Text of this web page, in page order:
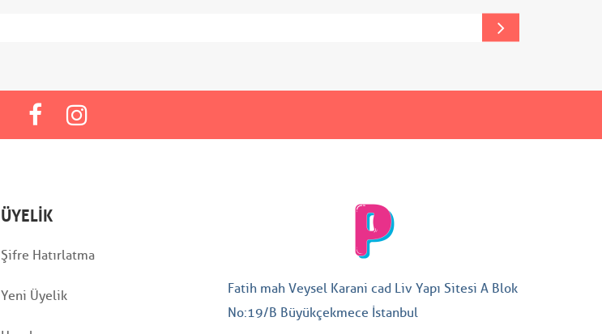
ÜYELIK
Şifre Hatırlatma
Yeni Üyelik
Fatih mah Veysel Karani cad Liv Yapı Sitesi A Blok
No:19/B Büyükçekmece İstanbul